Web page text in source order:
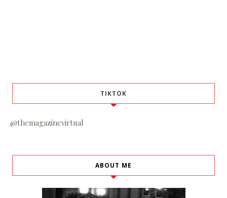
TIKTOK
@themagazinevirtual
ABOUT ME